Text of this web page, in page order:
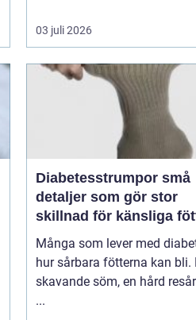
03 juli 2026
Diabetesstrumpor små
detaljer som gör stor
skillnad för känsliga
Många som lever med
hur sårbara fötterna kan bli.
skavande söm, en hård
...